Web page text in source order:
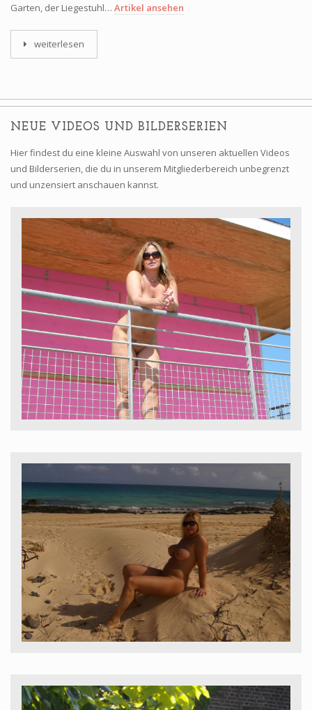
Garten, der Liegestuhl… Artikel ansehen
weiterlesen
NEUE VIDEOS UND BILDERSERIEN
Hier findest du eine kleine Auswahl von unseren aktuellen Videos
und Bilderserien, die du in unserem Mitgliederbereich unbegrenzt
und unzensiert anschauen kannst.